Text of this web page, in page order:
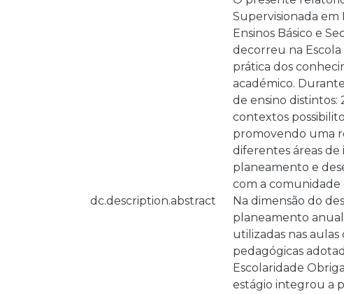
dc.description.abstract
Supervisionada em
Ensinos Básico e
decorreu na Escola
prática dos
académico.
de ensino distintos:
contextos
promovendo uma
diferentes áreas
planeamento e
com a comunidade
Na dimensão do
planeamento
utilizadas nas
pedagógicas
Escolaridade
estágio integrou a